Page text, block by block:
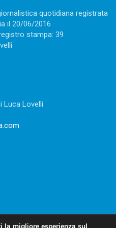
quotidiana registrata
il 20/06/2016
stampa: 39
Luca Lovelli